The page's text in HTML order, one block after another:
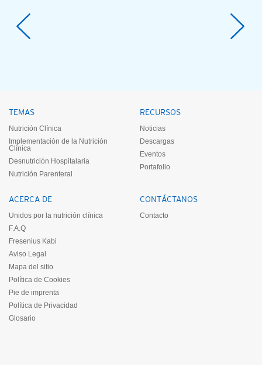
TEMAS
Nutrición Clínica
Implementación de la Nutrición
Clínica
Desnutrición Hospitalaria
Nutrición Parenteral
RECURSOS
Noticias
Descargas
Eventos
Portafolio
ACERCA DE
Unidos por la nutrición clínica
F.A.Q
Fresenius Kabi
Aviso Legal
Mapa del sitio
Política de Cookies
Pie de imprenta
Política de Privacidad
Glosario
CONTÁCTANOS
Contacto